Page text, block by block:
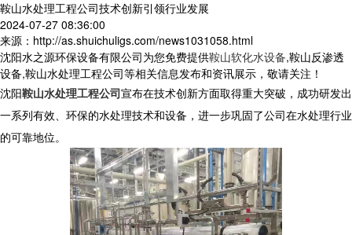
鞍山水处理工程公司技术创新引领行业发展
2024-07-27 08:36:00
来源：http://as.shuichuligs.com/news1031058.html
沈阳水之源环保设备有限公司为您免费提供鞍山软化水设备,鞍山反渗透
设备,鞍山水处理工程公司等相关信息发布和资讯展示，敬请关注！
沈阳鞍山水处理工程公司宣布在技术创新方面取得重大突破，成功研发出
一系列有效、环保的水处理技术和设备，进一步巩固了公司在水处理行业
的可靠地位。